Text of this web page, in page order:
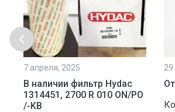
7 апреля, 2025
В наличии фильтр Hydac
1314451, 2700 R 010 ON/PO
/-KB
29